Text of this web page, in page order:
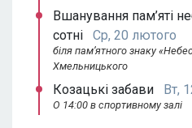
Вшанування пам’яті
сотні
Ср, 20 лютого
біля пам’ятного знаку
Хмельницького
Козацькі забави Вт,
О 14:00 в спортивному залі